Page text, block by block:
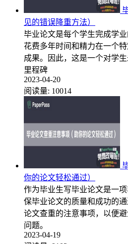
见的错误降重方法）
毕业论文是每个学生完成学
花费多年时间和精力在一个
成果。因此，这是一个对学
里程碑
2023-04-20
阅读量: 10014
你的论文轻松通过）
作为毕业生写毕业论文是一
保毕业论文的质量和成功的
论文查重的注意事项，以便
问题。
2023-04-19